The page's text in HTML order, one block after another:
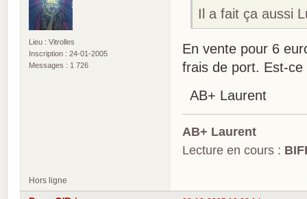
Lieu : Vitrolles
Inscription : 24-01-2005
Messages : 1 726
Il a fait ça aussi
En vente pour 6
frais de port. Est-
AB+ Laurent
AB+ Laurent
Lecture en cours :
Hors ligne